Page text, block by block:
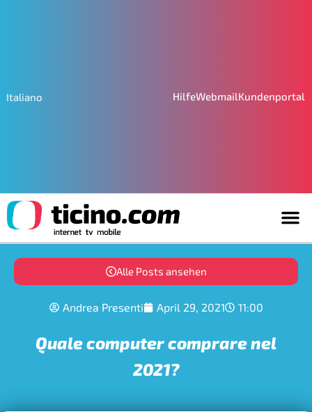
Italiano HilfeWebmailKundenportal
Alle Posts ansehen
Andrea Presenti April 29, 2021 11:00
Quale computer comprare nel
2021?